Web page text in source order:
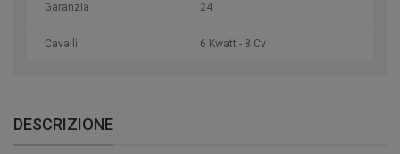
Garanzia 24
Cavalli 6 Kwatt - 8 Cv
DESCRIZIONE